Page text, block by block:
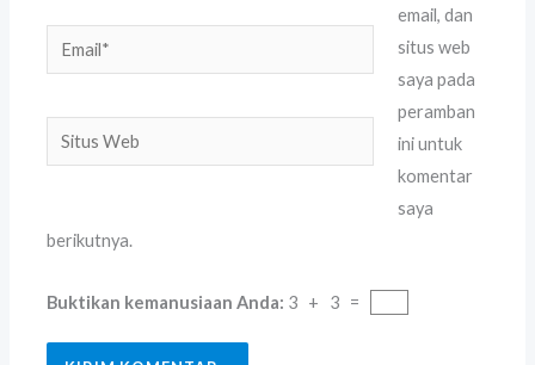
Email*
Situs
Web
email, dan
situs web
saya pada
peramban
ini untuk
komentar
saya
berikutnya.
Buktikan kemanusiaan Anda: 3 + 3 =